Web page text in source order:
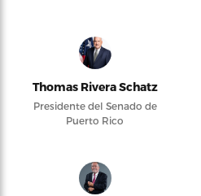
Thomas Rivera Schatz
Presidente del Senado de
Puerto Rico